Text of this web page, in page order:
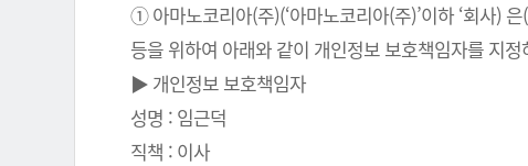
① 아마노코리아(주)(‘아마노코리아(주)’이하 ‘회사)
등을 위하여 아래와 같이 개인정보 보호책임자를 지
▶ 개인정보 보호책임자
성명 : 임근덕
직책 : 이사